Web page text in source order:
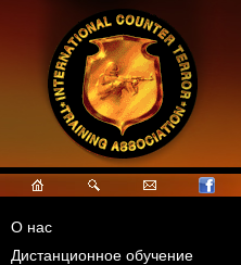
О нас
Дистанционное обучение